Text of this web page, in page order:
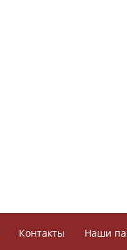
Контакты Наши